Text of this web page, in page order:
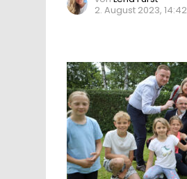
2. August 2023, 14:42